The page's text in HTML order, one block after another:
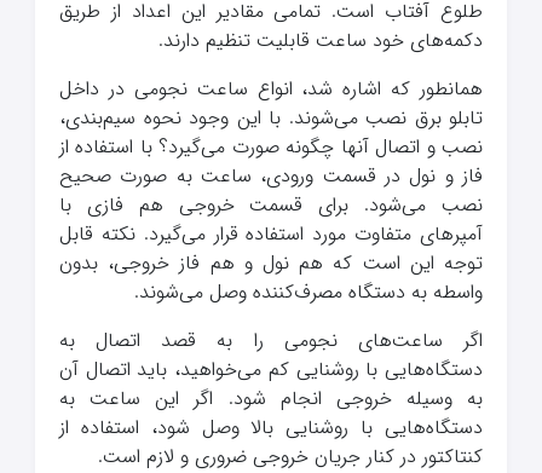
طلوع آفتاب است. تمامی مقادیر این اعداد از طریق
دکمه‌های خود ساعت قابلیت تنظیم دارند.
همانطور که اشاره شد، انواع ساعت نجومی در داخل
تابلو برق نصب می‌شوند. با این وجود نحوه سیم‌بندی،
نصب و اتصال آنها چگونه صورت می‌گیرد؟ با استفاده از
فاز و نول در قسمت ورودی، ساعت به صورت صحیح
نصب می‌شود. برای قسمت خروجی هم فازی با
آمپرهای متفاوت مورد استفاده قرار می‌گیرد. نکته قابل
توجه این است که هم نول و هم فاز خروجی، بدون
واسطه به دستگاه مصرف‌کننده وصل می‌شوند.
اگر ساعت‌های نجومی را به قصد اتصال به
دستگاه‌هایی با روشنایی کم می‌خواهید، باید اتصال آن
به وسیله خروجی انجام شود. اگر این ساعت به
دستگاه‌هایی با روشنایی بالا وصل شود، استفاده از
کنتاکتور در کنار جریان خروجی ضروری و لازم است.